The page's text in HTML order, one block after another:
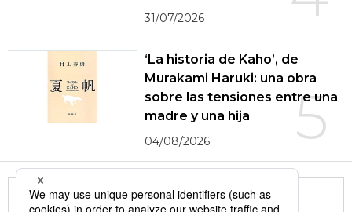
31/07/2026
5
‘La historia de Kaho’, de
Murakami Haruki: una obra
sobre las tensiones entre una
madre y una hija
04/08/2026
More in this series